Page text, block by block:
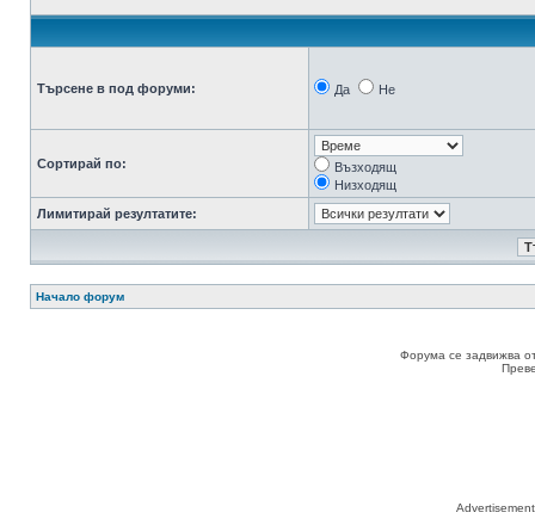
Търсене в под форуми: Да Не
Сортирай по:
Възходящ
Низходящ
Лимитирай резултатите:
Начало форум
Форума се задвижва